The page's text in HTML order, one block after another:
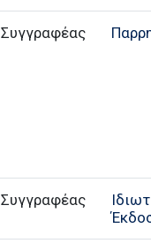
Συγγραφέας
Συγγραφέας